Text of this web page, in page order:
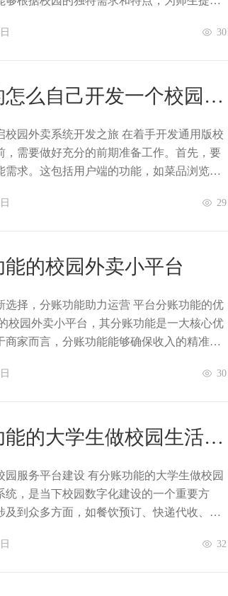
30
么自己开发一个校园外
校园外卖系统开发之旅 在着手开发通用版校
，需要做好充分的前期准备工作。首先，要
需求。这包括用户端的功能，如菜品浏览、
29
的校园外卖小平台
分账功能助力运营 平台分账功能的优
校园外卖小平台，其分账功能是一大核心优
商家而言，分账功能能够确保收入的精准结
30
的大学生做校园生活服
统
园服务平台建设 有分账功能的大学生做校园
统，是当下校园数字化建设的一个重要方
及到众多方面，如餐饮预订、快递代收、商
32